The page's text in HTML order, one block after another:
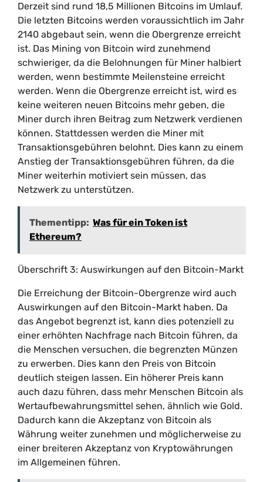
Derzeit sind rund 18,5 Millionen Bitcoins im Umlauf.
Die letzten Bitcoins werden voraussichtlich im Jahr
2140 abgebaut sein, wenn die Obergrenze erreicht
ist. Das Mining von Bitcoin wird zunehmend
schwieriger, da die Belohnungen für Miner halbiert
werden, wenn bestimmte Meilensteine erreicht
werden. Wenn die Obergrenze erreicht ist, wird es
keine weiteren neuen Bitcoins mehr geben, die
Miner durch ihren Beitrag zum Netzwerk verdienen
können. Stattdessen werden die Miner mit
Transaktionsgebühren belohnt. Dies kann zu einem
Anstieg der Transaktionsgebühren führen, da die
Miner weiterhin motiviert sein müssen, das
Netzwerk zu unterstützen.
Thementipp: Was für ein Token ist
Ethereum?
Überschrift 3: Auswirkungen auf den Bitcoin-Markt
Die Erreichung der Bitcoin-Obergrenze wird auch
Auswirkungen auf den Bitcoin-Markt haben. Da
das Angebot begrenzt ist, kann dies potenziell zu
einer erhöhten Nachfrage nach Bitcoin führen, da
die Menschen versuchen, die begrenzten Münzen
zu erwerben. Dies kann den Preis von Bitcoin
deutlich steigen lassen. Ein höherer Preis kann
auch dazu führen, dass mehr Menschen Bitcoin als
Wertaufbewahrungsmittel sehen, ähnlich wie Gold.
Dadurch kann die Akzeptanz von Bitcoin als
Währung weiter zunehmen und möglicherweise zu
einer breiteren Akzeptanz von Kryptowährungen
im Allgemeinen führen.